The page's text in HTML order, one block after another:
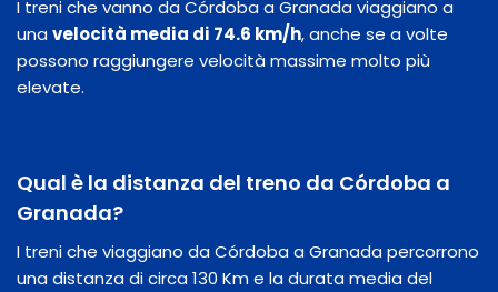
I treni che vanno da Córdoba a Granada viaggiano a
unavelocità media di 74.6 km/h, anche se a volte
possono raggiungere velocità massime molto più
elevate.
Qual è la distanza del treno da Córdoba a
Granada?
I treni che viaggiano da Córdoba a Granada percorrono
una distanza di circa 130 Km e la durata media del